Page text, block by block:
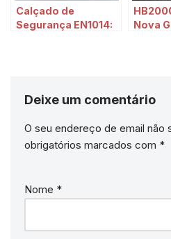
Calçado de
Segurança EN1014:
Nova
Deixe um comentário
O seu endereço de email não
obrigatórios marcados com *
Nome *